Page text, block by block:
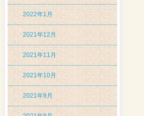
2022年1月
2021年12月
2021年11月
2021年10月
2021年9月